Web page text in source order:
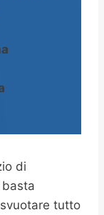
di
tutto